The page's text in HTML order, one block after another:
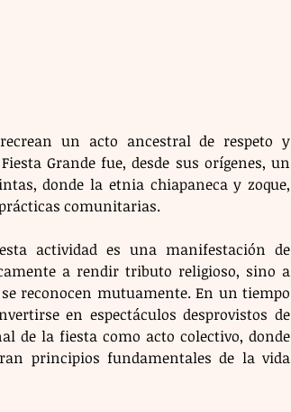
un acto ancestral de respeto y
Grande fue, desde sus orígenes, un
donde la etnia chiapaneca y zoque,
comunitarias.
actividad es una manifestación de
a rendir tributo religioso, sino a
reconocen mutuamente. En un tiempo
en espectáculos desprovistos de
de la fiesta como acto colectivo, donde
principios fundamentales de la vida